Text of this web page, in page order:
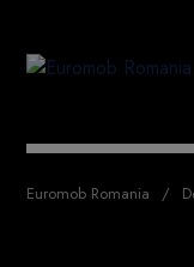
Euromob Romania